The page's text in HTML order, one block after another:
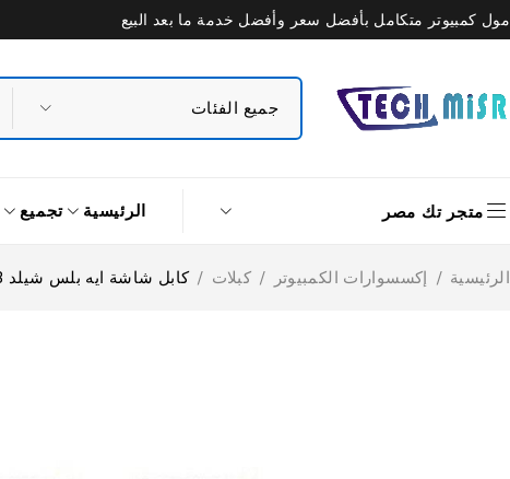
مول كمبيوتر متكامل بأفضل سعر وأفضل خدمة ما بعد البيع
متجر تك مصر الرئيسية تجميع
الرئيسية / إكسسوارات الكمبيوتر / كبلات / كابل شاشة ايه بلس شيلد 3 متر HDMI